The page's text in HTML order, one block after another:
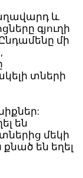
և
գյուղի
մի
տների
են
մեկի
են եղել